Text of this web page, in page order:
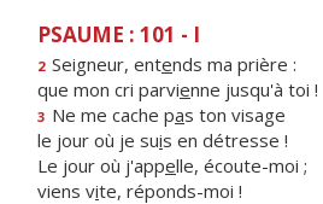
PSAUME : 101 - I
2 Seigneur, entends ma prière :
que mon cri parvienne jusqu'à toi !
3 Ne me cache pas ton visage
le jour où je suis en détresse !
Le jour où j'appelle, écoute-moi ;
viens vite, réponds-moi !